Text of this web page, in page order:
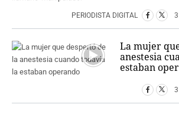
PERIODISTA DIGITAL
La mujer
anestesia
estaban